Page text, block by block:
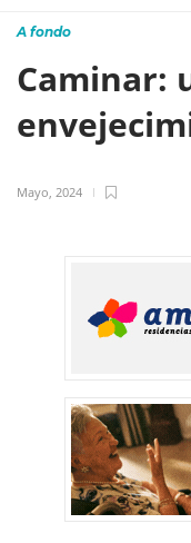
A fondo
Caminar:
Mayo, 2024